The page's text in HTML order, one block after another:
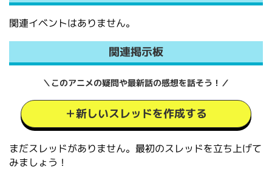
関連イベントはありません。
関連掲示板
＼このアニメの疑問や最新話の感想を話そう！／
＋新しいスレッドを作成する
まだスレッドがありません。最初のスレッドを立ち上げて
みましょう！